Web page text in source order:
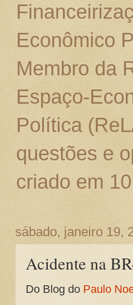
Econômico
Membro da
Espaço-
Política
questões e
criado em
sábado, janeiro 19,
Acidente na
Do Blog do Paulo